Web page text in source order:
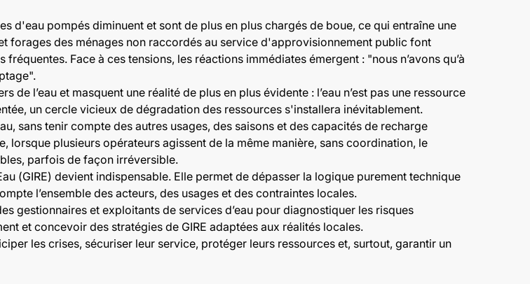
d'eau pompés diminuent et sont de plus en plus chargés de boue, ce qui entraîne une
forages des ménages non raccordés au service d'approvisionnement public font
Face à ces tensions, les réactions immédiates émergent : "nous n’avons qu’à
l’eau et masquent une réalité de plus en plus évidente : l’eau n’est pas une ressource
un cercle vicieux de dégradation des ressources s'installera inévitablement.
sans tenir compte des autres usages, des saisons et des capacités de recharge
plusieurs opérateurs agissent de la même manière, sans coordination, le
parfois de façon irréversible.
(GIRE) devient indispensable. Elle permet de dépasser la logique purement technique
l’ensemble des acteurs, des usages et des contraintes locales.
gestionnaires et exploitants de services d’eau pour diagnostiquer les risques
et concevoir des stratégies de GIRE adaptées aux réalités locales.
les crises, sécuriser leur service, protéger leurs ressources et, surtout, garantir un